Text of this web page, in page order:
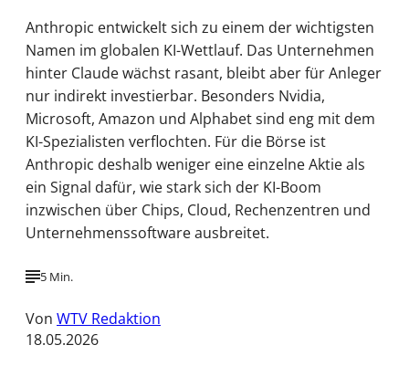
Anthropic entwickelt sich zu einem der wichtigsten
Namen im globalen KI-Wettlauf. Das Unternehmen
hinter Claude wächst rasant, bleibt aber für Anleger
nur indirekt investierbar. Besonders Nvidia,
Microsoft, Amazon und Alphabet sind eng mit dem
KI-Spezialisten verflochten. Für die Börse ist
Anthropic deshalb weniger eine einzelne Aktie als
ein Signal dafür, wie stark sich der KI-Boom
inzwischen über Chips, Cloud, Rechenzentren und
Unternehmenssoftware ausbreitet.
5 Min.
Von WTV Redaktion
18.05.2026